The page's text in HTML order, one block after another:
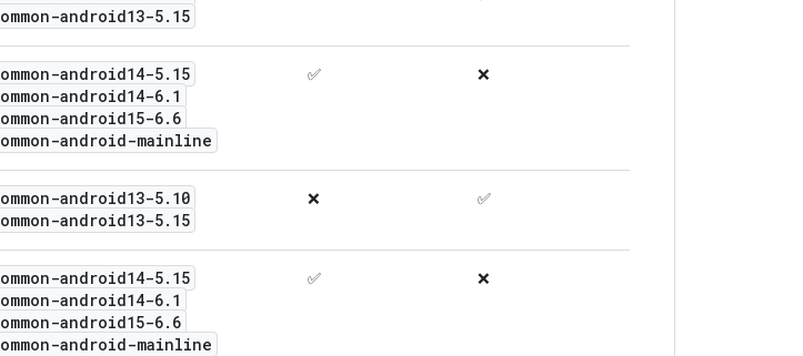
android13-5. 15
android14-5. 15
android14-6. 1
android15-6. 6
android-mainline
✅ ❌
android13-5. 10
android13-5. 15
❌ ✅
android14-5. 15
android14-6. 1
android15-6. 6
android-mainline
✅ ❌